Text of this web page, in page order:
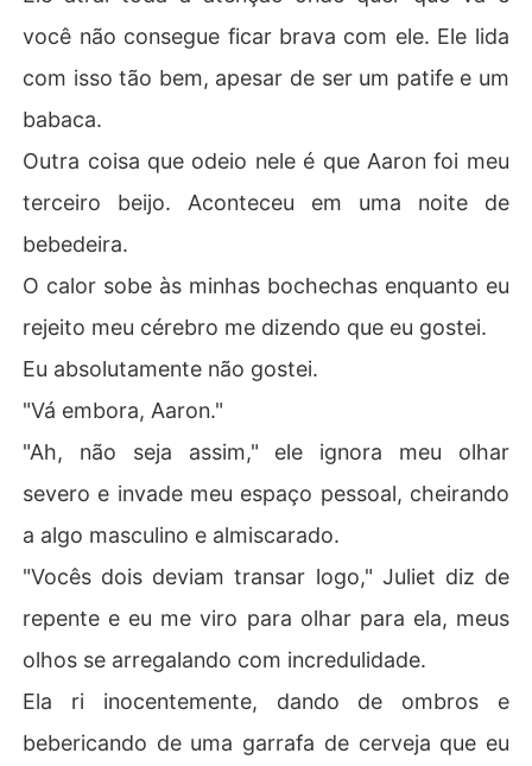
você não consegue ficar brava com ele. Ele lida
com isso tão bem, apesar de ser um patife e um
babaca.
Outra coisa que odeio nele é que Aaron foi meu
terceiro beijo. Aconteceu em uma noite de
bebedeira.
O calor sobe às minhas bochechas enquanto eu
rejeito meu cérebro me dizendo que eu gostei.
Eu absolutamente não gostei.
"Vá embora, Aaron."
"Ah, não seja assim," ele ignora meu olhar
severo e invade meu espaço pessoal, cheirando
a algo masculino e almiscarado.
"Vocês dois deviam transar logo," Juliet diz de
repente e eu me viro para olhar para ela, meus
olhos se arregalando com incredulidade.
Ela ri inocentemente, dando de ombros e
bebericando de uma garrafa de cerveja que eu